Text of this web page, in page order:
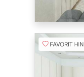
FAVORIT HINZUFÜGEN